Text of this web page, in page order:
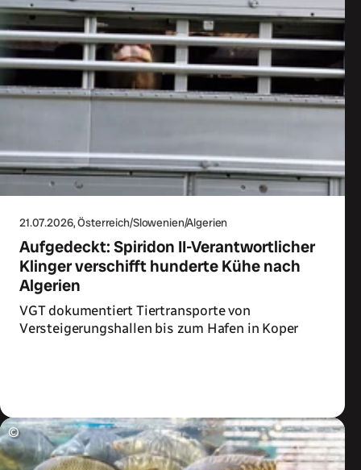
21.07.2026, Österreich/Slowenien/Algerien
Aufgedeckt: Spiridon II-Verantwortlicher
Klinger verschifft hunderte Kühe nach
Algerien
VGT dokumentiert Tiertransporte von
Versteigerungshallen bis zum Hafen in Koper
©